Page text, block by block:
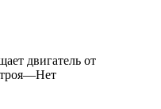
двигатель от
—Нет